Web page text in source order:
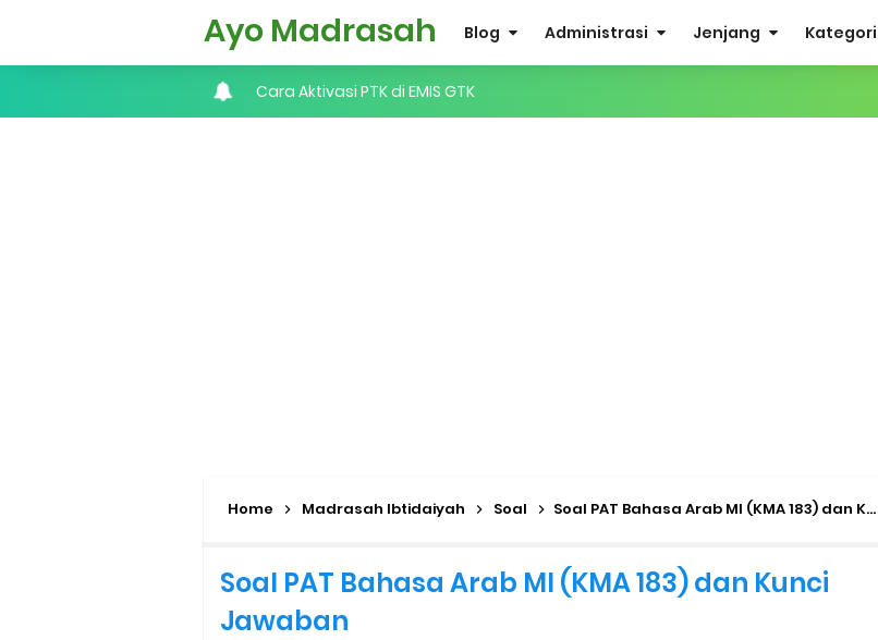
Ayo Madrasah Blog Administrasi Jenjang Kategori
KMA No. 737 Tahun 2026: Pedoman Kesesuaian Sertifikat Pendidik Guru Madrasah
Cara Daftar Pelatihan AI Gemini Academy
Daftar Penerima PIP MI, MTs, dan MA Tahap I 2026
Kalender Pendidikan Madrasah 2026/2027 | Excel & PDF (Ditjen Pendis)
Home Madrasah Ibtidaiyah Soal Soal PAT Bahasa Arab MI (KMA 183) dan Kunci Jawaban
Soal PAT Bahasa Arab MI (KMA 183) dan Kunci
Jawaban